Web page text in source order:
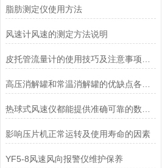
脂肪测定仪使用方法
风速计风速的测定方法说明
影响压片机正常运转及使用寿命的因素
YF5-8风速风向报警仪维护保养